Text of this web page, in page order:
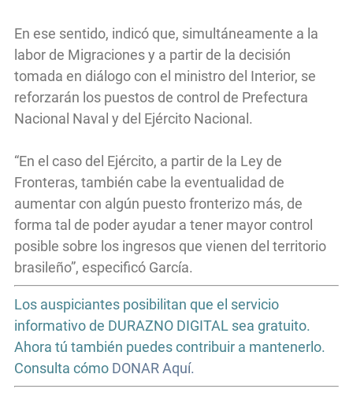
En ese sentido, indicó que, simultáneamente a la
labor de Migraciones y a partir de la decisión
tomada en diálogo con el ministro del Interior, se
reforzarán los puestos de control de Prefectura
Nacional Naval y del Ejército Nacional.
“En el caso del Ejército, a partir de la Ley de
Fronteras, también cabe la eventualidad de
aumentar con algún puesto fronterizo más, de
forma tal de poder ayudar a tener mayor control
posible sobre los ingresos que vienen del territorio
brasileño”, especificó García.
Los auspiciantes posibilitan que el servicio
informativo de DURAZNO DIGITAL sea gratuito.
Ahora tú también puedes contribuir a mantenerlo.
Consulta cómo DONAR Aquí.